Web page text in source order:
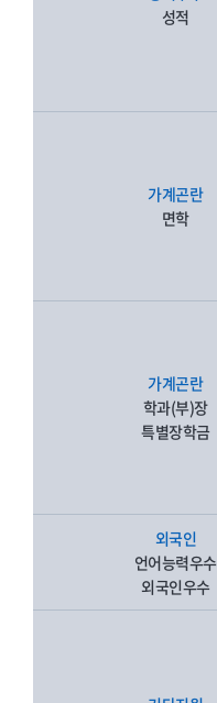
성적
가계곤란
면학
가계곤란
학과(부)장
특별장학금
외국인
언어능력우수
외국인우수